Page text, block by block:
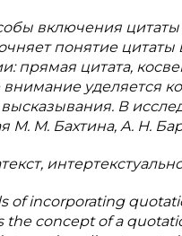
включения
понятие
прямая цитата,
уделяется
В
М. М. Бахтина, А. Н.
of incorporating
the concept of a